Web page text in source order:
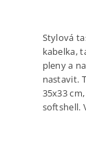
Stylová
kabelka,
pleny a
nastavit.
35x33
softshell.